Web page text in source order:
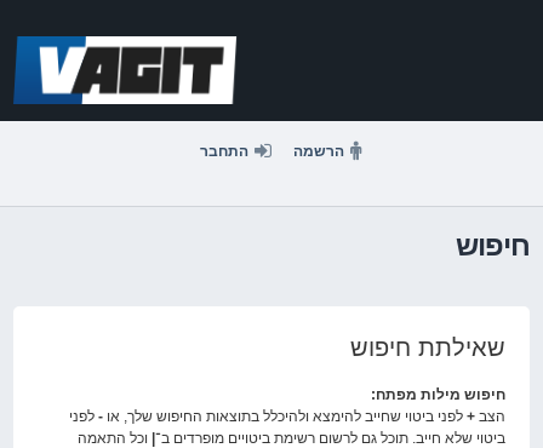
הרשמה התחבר
חיפוש
שאילתת חיפוש
חיפוש מילות מפתח:
הצב+ לפני ביטוי שחייב להימצא ולהיכלל בתוצאות החיפוש שלך, או- לפני
ביטוי שלא חייב. תוכל גם לרשום רשימת ביטויים מופרדים ב־| וכל התאמה